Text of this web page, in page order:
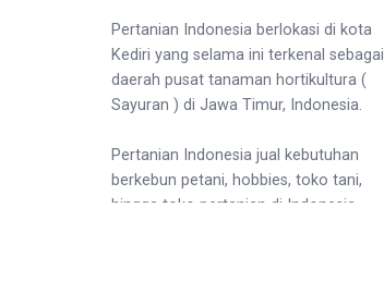
Pertanian Indonesia berlokasi di kota
Kediri yang selama ini terkenal sebagai
daerah pusat tanaman hortikultura (
Sayuran ) di Jawa Timur, Indonesia.
Pertanian Indonesia jual kebutuhan
berkebun petani, hobbies, toko tani,
hingga toko pertanian di Indonesia.